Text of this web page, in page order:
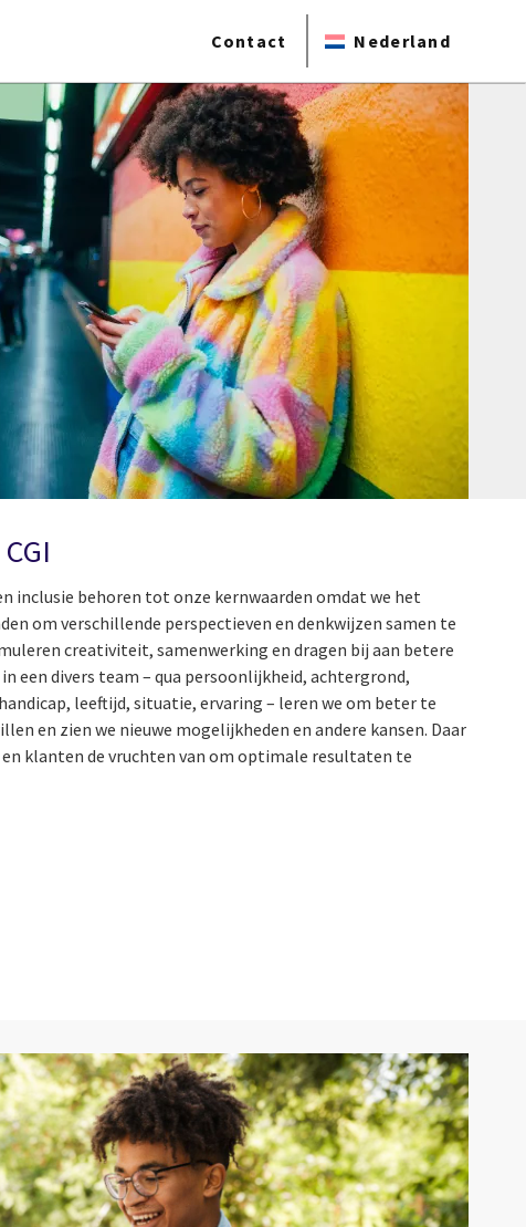
Contact Nederland
inclusie behoren tot onze kernwaarden omdat we het
om verschillende perspectieven en denkwijzen samen te
creativiteit, samenwerking en dragen bij aan betere
een divers team – qua persoonlijkheid, achtergrond,
leeftijd, situatie, ervaring – leren we om beter te
en zien we nieuwe mogelijkheden en andere kansen. Daar
klanten de vruchten van om optimale resultaten te